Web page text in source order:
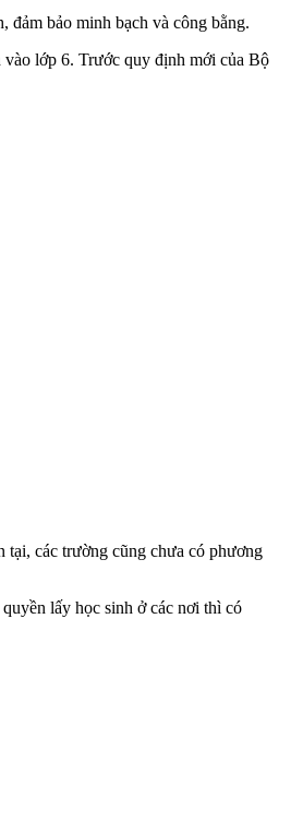
bảo minh bạch và công bằng.
lớp 6. Trước quy định mới của Bộ
tại, các trường cũng chưa có phương
lấy học sinh ở các nơi thì có